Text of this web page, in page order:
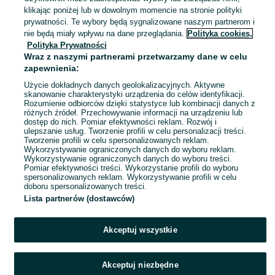
Milicz
08 sierpnia 2026
FV / 029-166
75,75 zł z Pakietem Ochronnym
Milicz
08 sierpnia 2026
1 2 3 ... 97
klikając poniżej lub w dowolnym momencie na stronie polityki
prywatności. Te wybory będą sygnalizowane naszym partnerom i
nie będą miały wpływu na dane przeglądania. Polityka cookies,
Polityka Prywatności
Wraz z naszymi partnerami przetwarzamy dane w celu
zapewnienia:
Użycie dokładnych danych geolokalizacyjnych. Aktywne
skanowanie charakterystyki urządzenia do celów identyfikacji.
Rozumienie odbiorców dzięki statystyce lub kombinacji danych z
różnych źródeł. Przechowywanie informacji na urządzeniu lub
dostęp do nich. Pomiar efektywności reklam. Rozwój i
ulepszanie usług. Tworzenie profili w celu personalizacji treści.
Tworzenie profili w celu spersonalizowanych reklam.
Wykorzystywanie ograniczonych danych do wyboru reklam.
Wykorzystywanie ograniczonych danych do wyboru treści.
Pomiar efektywności treści. Wykorzystanie profili do wyboru
spersonalizowanych reklam. Wykorzystywanie profili w celu
doboru spersonalizowanych treści.
Lista partnerów (dostawców)
Akceptuj wszystkie
Akceptuj niezbędne